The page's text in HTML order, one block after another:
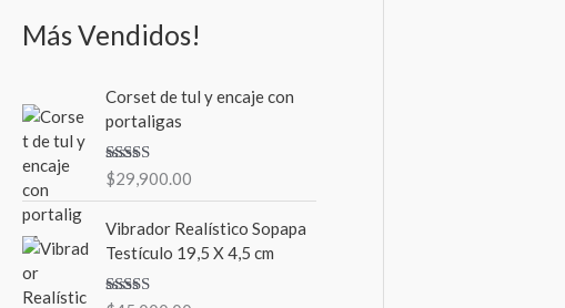
Más Vendidos!
Corset de tul y encaje con
portaligas
Valorado en
5.00 de 5
$29,900.00
Vibrador Realístico Sopapa
Testículo 19,5 X 4,5 cm